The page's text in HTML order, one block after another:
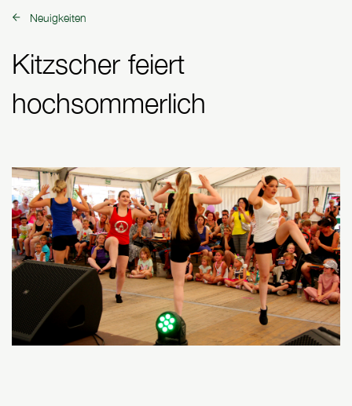
zurück zu:
Neuigkeiten
Kitzscher feiert
hochsommerlich